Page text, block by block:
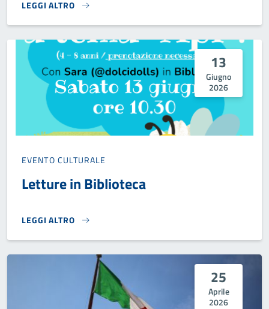
LEGGI ALTRO
BOOK CLUB PER ADOESCENTI}
13
Giugno
2026
EVENTO CULTURALE
Letture in Biblioteca
LEGGI ALTRO
LETTURE IN BIBLIOTECA}
25
Aprile
2026